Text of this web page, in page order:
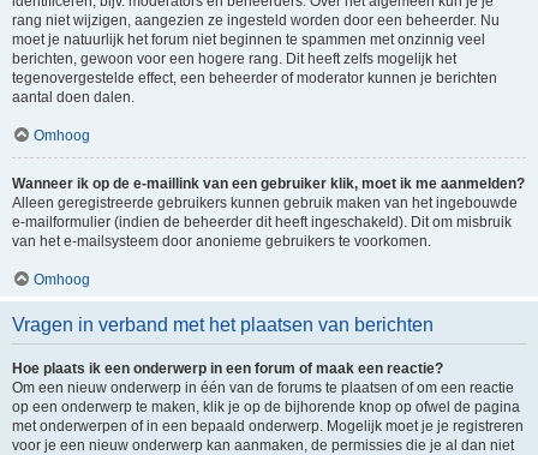
rang niet wijzigen, aangezien ze ingesteld worden door een beheerder. Nu
moet je natuurlijk het forum niet beginnen te spammen met onzinnig veel
berichten, gewoon voor een hogere rang. Dit heeft zelfs mogelijk het
tegenovergestelde effect, een beheerder of moderator kunnen je berichten
aantal doen dalen.
Omhoog
Wanneer ik op de e-maillink van een gebruiker klik, moet ik me aanmelden?
Alleen geregistreerde gebruikers kunnen gebruik maken van het ingebouwde
e-mailformulier (indien de beheerder dit heeft ingeschakeld). Dit om misbruik
van het e-mailsysteem door anonieme gebruikers te voorkomen.
Omhoog
Vragen in verband met het plaatsen van berichten
Hoe plaats ik een onderwerp in een forum of maak een reactie?
Om een nieuw onderwerp in één van de forums te plaatsen of om een reactie
op een onderwerp te maken, klik je op de bijhorende knop op ofwel de pagina
met onderwerpen of in een bepaald onderwerp. Mogelijk moet je je registreren
voor je een nieuw onderwerp kan aanmaken, de permissies die je al dan niet